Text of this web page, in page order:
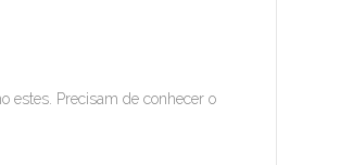
estes. Precisam de conhecer o